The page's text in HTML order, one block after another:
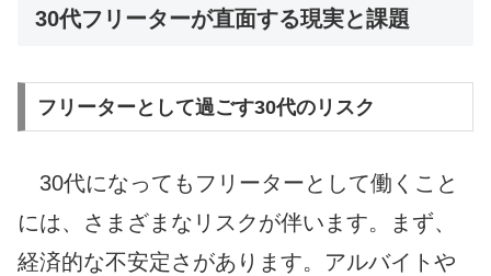
30代フリーターが直面する現実と課題
フリーターとして過ごす30代のリスク
30代になってもフリーターとして働くこと
には、さまざまなリスクが伴います。まず、
経済的な不安定さがあります。アルバイトや